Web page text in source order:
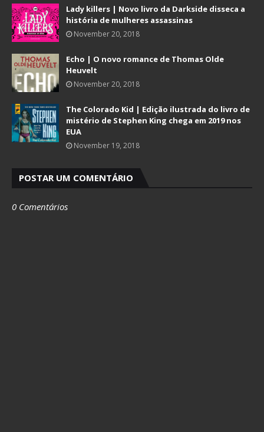
Lady killers | Novo livro da Darkside disseca a
história de mulheres assassinas
November 20, 2018
Echo | O novo romance de Thomas Olde
Heuvelt
November 20, 2018
The Colorado Kid | Edição ilustrada do livro de
mistério de Stephen King chega em 2019 nos
EUA
November 19, 2018
POSTAR UM COMENTÁRIO
0 Comentários